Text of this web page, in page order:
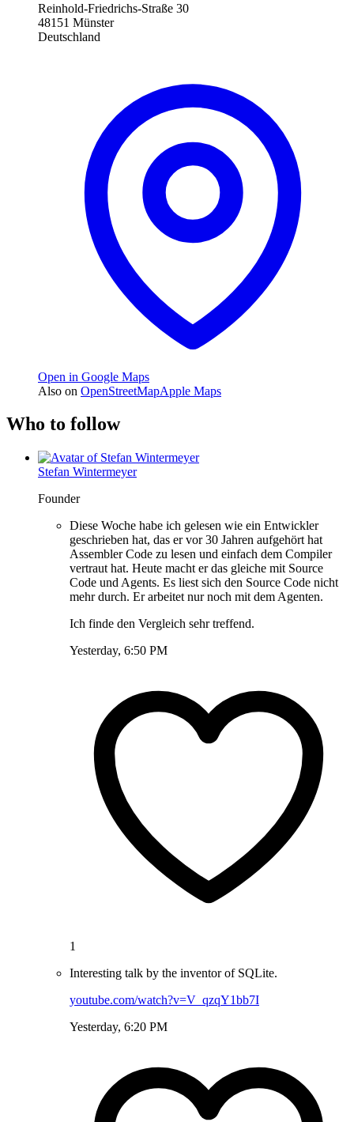
Reinhold-Friedrichs-Straße 30
48151 Münster
Deutschland
Open in Google Maps
Also on OpenStreetMapApple Maps
Who to follow
Stefan Wintermeyer
Founder
Diese Woche habe ich gelesen wie ein Entwickler
geschrieben hat, das er vor 30 Jahren aufgehört hat
Assembler Code zu lesen und einfach dem Compiler
vertraut hat. Heute macht er das gleiche mit Source
Code und Agents. Es liest sich den Source Code nicht
mehr durch. Er arbeitet nur noch mit dem Agenten.
Ich finde den Vergleich sehr treffend.
Yesterday, 6:50 PM
1
Interesting talk by the inventor of SQLite.
youtube.com/watch?v=V_qzqY1bb7I
Yesterday, 6:20 PM